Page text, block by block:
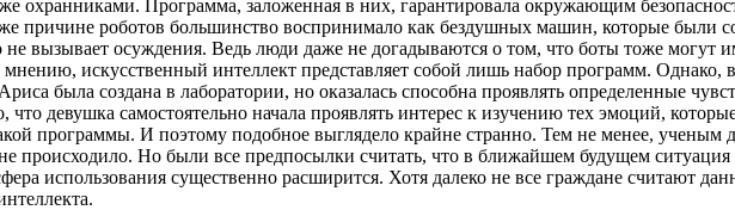
охранниками. Программа, заложенная в них, гарантировала окружающим
причине роботов большинство воспринимало как бездушных машин, которые были
вызывает осуждения. Ведь люди даже не догадываются о том, что боты тоже могут
искусственный интеллект представляет собой лишь набор программ. Однако,
была создана в лаборатории, но оказалась способна проявлять определенные
что девушка самостоятельно начала проявлять интерес к изучению тех эмоций,
программы. И поэтому подобное выглядело крайне странно. Тем не менее, ученым
происходило. Но были все предпосылки считать, что в ближайшем будущем ситуация
использования существенно расширится. Хотя далеко не все граждане считают